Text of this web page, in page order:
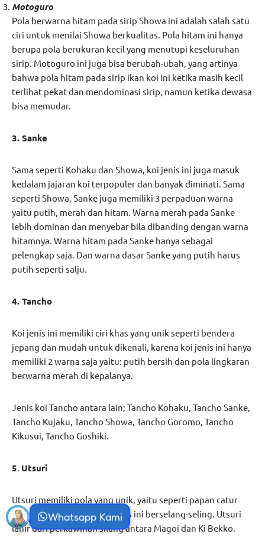
Motoguro
Pola berwarna hitam pada sirip Showa ini adalah salah satu
ciri untuk menilai Showa berkualitas. Pola hitam ini hanya
berupa pola berukuran kecil yang menutupi keseluruhan
sirip. Motoguro ini juga bisa berubah-ubah, yang artinya
bahwa pola hitam pada sirip ikan koi ini ketika masih kecil
terlihat pekat dan mendominasi sirip, namun ketika dewasa
bisa memudar.
3. Sanke
Sama seperti Kohaku dan Showa, koi jenis ini juga masuk
kedalam jajaran koi terpopuler dan banyak diminati. Sama
seperti Showa, Sanke juga memiliki 3 perpaduan warna
yaitu putih, merah dan hitam. Warna merah pada Sanke
lebih dominan dan menyebar bila dibanding dengan warna
hitamnya. Warna hitam pada Sanke hanya sebagai
pelengkap saja. Dan warna dasar Sanke yang putih harus
putih seperti salju.
4. Tancho
Koi jenis ini memiliki ciri khas yang unik seperti bendera
jepang dan mudah untuk dikenali, karena koi jenis ini hanya
memiliki 2 warna saja yaitu: putih bersih dan pola lingkaran
berwarna merah di kepalanya.
Jenis koi Tancho antara lain; Tancho Kohaku, Tancho Sanke,
Tancho Kujaku, Tancho Showa, Tancho Goromo, Tancho
Kikusui, Tancho Goshiki.
5. Utsuri
Utsuri memiliki pola yang unik, yaitu seperti papan catur
yang mana pola pada koi jenis ini berselang-seling. Utsuri
lahir dari perkawinan silang antara Magoi dan Ki Bekko.
Whatsapp Kami